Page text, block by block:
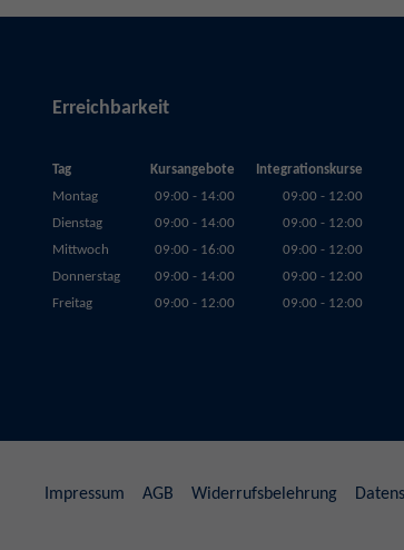
Erreichbarkeit
Tag Kursangebote
Integrationskurse
Montag
09:00 - 14:00
09:00 - 12:00
Dienstag
09:00 - 14:00
09:00 - 12:00
Mittwoch
09:00 - 16:00
09:00 - 12:00
Donnerstag
09:00 - 14:00
09:00 - 12:00
Freitag
09:00 - 12:00 09:00 - 12:00
Impressum AGB Widerrufsbelehrung